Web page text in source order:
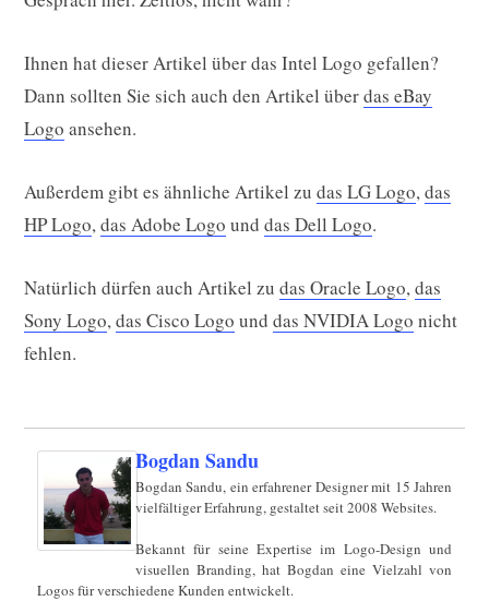
Ihnen hat dieser Artikel über das Intel Logo gefallen?
Dann sollten Sie sich auch den Artikel überdas eBay
Logo ansehen.
Außerdem gibt es ähnliche Artikel zu das LG Logo,das
HP Logo,das Adobe Logo und das Dell Logo.
Natürlich dürfen auch Artikel zu das Oracle Logo,das
Sony Logo,das Cisco Logo und das NVIDIA Logo nicht
fehlen.
Bogdan Sandu
Bogdan Sandu, ein erfahrener Designer mit 15 Jahren
vielfältiger Erfahrung, gestaltet seit 2008 Websites.
Bekannt für seine Expertise im Logo-Design und
visuellen Branding, hat Bogdan eine Vielzahl von
Logos für verschiedene Kunden entwickelt.